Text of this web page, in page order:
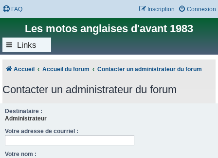
FAQ Connexion
Inscription
Les motos anglaises d'avant 1983
Links
Accueil Accueil du forum Contacter un administrateur du forum
Contacter un administrateur du forum
Destinataire :
Administrateur
Votre adresse de courriel :
Votre nom :